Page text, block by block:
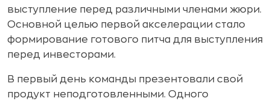
выступление перед различными членами жюри.
Основной целью первой акселерации стало
формирование готового питча для выступления
перед инвесторами.
В первый день команды презентовали свой
продукт неподготовленными. Одного